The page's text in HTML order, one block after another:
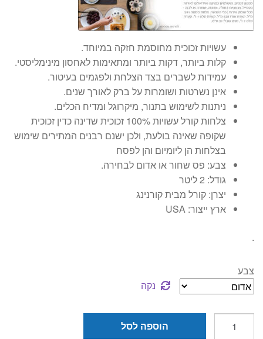
עשויות זכוכית מחוסמת חזקה במיוחד.
קלות ביותר, דקות ביותר ומתאימות לאחסון מינימליסטי.
עמידות לשברים בצד הצלחת ולפגמים בעיטור.
אינן נשרטות ושומרות על ברק לאורך שנים.
ניתנות לשימוש בתנור, מיקרוגל ומדיח הכלים.
צלחות קורל עשויות 100% זכוכית שדינה כדין זכוכית
שקופה שאינה בולעת, ולכן ישנם רבנים המתירים שימוש
בצלחות הן ליומיום והן לפסח
צבע: פס שחור או אדום לבחירה.
גודל: 2 ליטר
יצרן: קורל מבית קורנינג
ארץ ייצור: USA
.
צבע
נקה
הוספה לסל